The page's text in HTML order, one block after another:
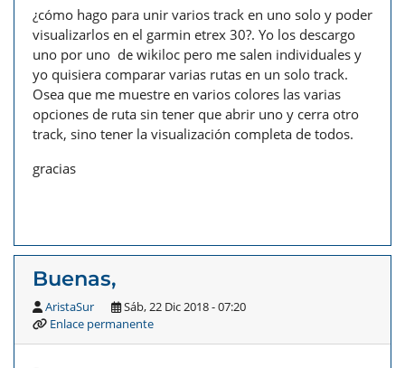
¿cómo hago para unir varios track en uno solo y poder
visualizarlos en el garmin etrex 30?. Yo los descargo
uno por uno de wikiloc pero me salen individuales y
yo quisiera comparar varias rutas en un solo track.
Osea que me muestre en varios colores las varias
opciones de ruta sin tener que abrir uno y cerra otro
track, sino tener la visualización completa de todos.
gracias
Buenas,
AristaSur
Sáb, 22 Dic 2018 - 07:20
Enlace permanente